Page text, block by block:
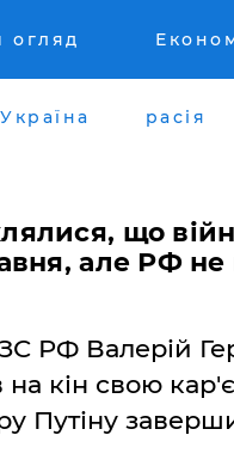
огляд
Україна расія
що
але РФ
РФ Валерій
кін свою
Путіну